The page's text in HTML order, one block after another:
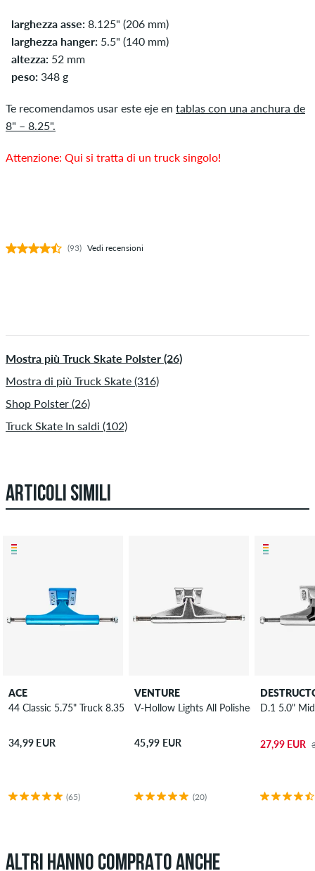
larghezza asse: 8.125" (206 mm)
larghezza hanger: 5.5" (140 mm)
altezza: 52 mm
peso: 348 g
Te recomendamos usar este eje en tablas con una anchura de
8" – 8.25".
Attenzione: Qui si tratta di un truck singolo!
(93) Vedi recensioni
Mostra più Truck Skate Polster (26)
Mostra di più Truck Skate (316)
Shop Polster (26)
Truck Skate In saldi (102)
ARTICOLI SIMILI
ACE
44 Classic 5.75" Truck 8.35"
34,99 EUR
(65)
VENTURE
V-Hollow Lights All Polished High 5.6
45,99 EUR
(20)
D.1 5.0"
27,99 EUR
ALTRI HANNO COMPRATO ANCHE